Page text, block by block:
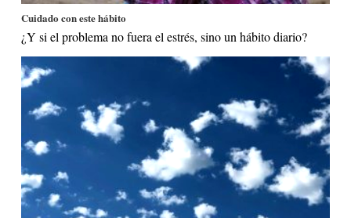
Cuidado con este hábito
¿Y si el problema no fuera el estrés, sino un hábito diario?